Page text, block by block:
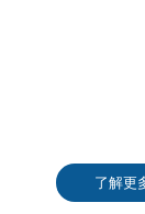
了解更